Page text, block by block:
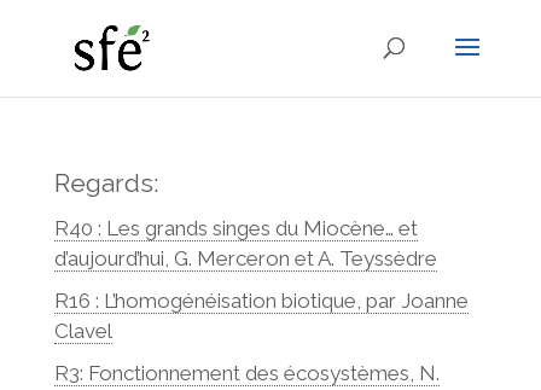
Regards:
R40 : Les grands singes du Miocène… et
d’aujourd’hui, G. Merceron et A. Teyssèdre
R16 : L’homogénéisation biotique, par Joanne
Clavel
R3: Fonctionnement des écosystèmes, N.